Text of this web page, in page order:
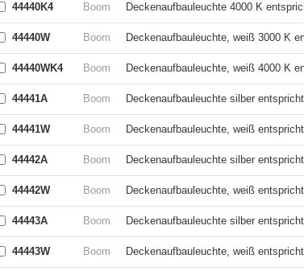
44440K4 Boom Deckenaufbauleuchte 4000 K
44440W Boom Deckenaufbauleuchte, weiß 3000 K
44440WK4 Boom Deckenaufbauleuchte, weiß 4000 K
44441A Boom Deckenaufbauleuchte silber
44441W Boom Deckenaufbauleuchte, weiß
44442A Boom Deckenaufbauleuchte silber
44442W Boom Deckenaufbauleuchte, weiß
44443A Boom Deckenaufbauleuchte silber
44443W Boom Deckenaufbauleuchte, weiß